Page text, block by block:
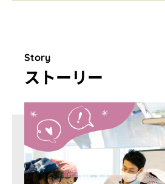
Story
ストー リ ー